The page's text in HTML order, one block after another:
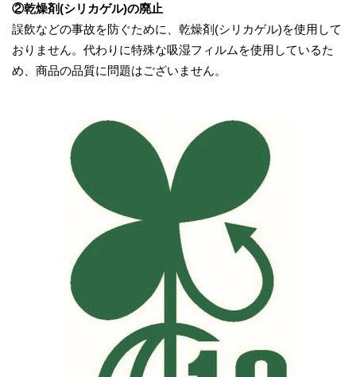
②乾燥剤(シリカゲル)の廃止
誤飲などの事故を防ぐために、乾燥剤(シリカゲル)を使用して
おりません。代わりに特殊な吸湿フィルムを使用しているた
め、商品の品質に問題はございません。